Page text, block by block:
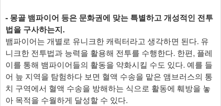
- 몽골 뱀파이어 등은 문화권에 맞는 특별하고 개성적인 전투
법을 구사하는지.
뱀파이어는 개별로 유니크한 캐릭터라고 생각하면 된다. 유
니크한 전투법과 능력을 활용해 전투를 수행한다. 한편, 플레
이를 통해 뱀파이어들의 활동을 약화시킬 수도 있다. 예를 들
어 늪 지역을 탐험하다 보면 혈액 수송을 맡은 앰브러스의 통
치 구역에서 혈액 수송을 방해하는 식으로 활동에 훼방을 놓
아 목적을 수월하게 달성할 수 있다.